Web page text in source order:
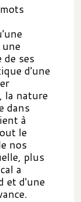
ses
d'une
la nature
dans
à
le
nos
plus
a
et d'une